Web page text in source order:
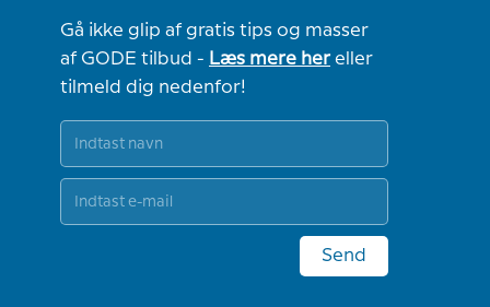
Gå ikke glip af gratis tips og masser
af GODE tilbud - Læs mere hereller
tilmeld dig nedenfor!
Send